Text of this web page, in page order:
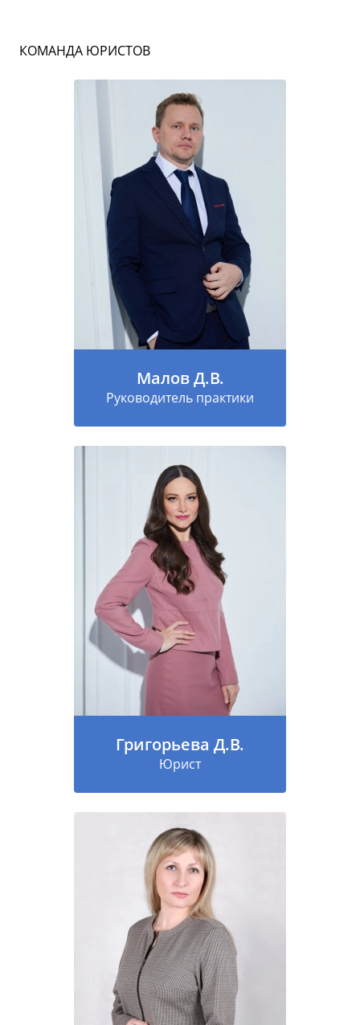
КОМАНДА ЮРИСТОВ
Малов Д.В.
Руководитель практики
Григорьева Д.В.
Юрист